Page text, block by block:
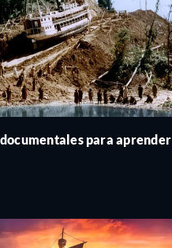
para aprender